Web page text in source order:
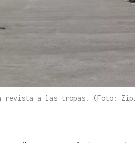
revista a las tropas. (Foto: